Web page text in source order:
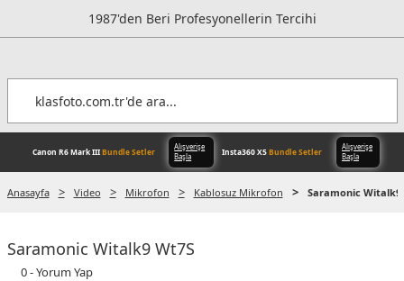
1987'den Beri Profesyonellerin Tercihi
Canon R6 Mark IIIBundle Setler
Anasayfa Video Mikrofon Kablosuz Mikrofon Saramonic Witalk9
Saramonic Witalk9 Wt7S
0 - Yorum Yap